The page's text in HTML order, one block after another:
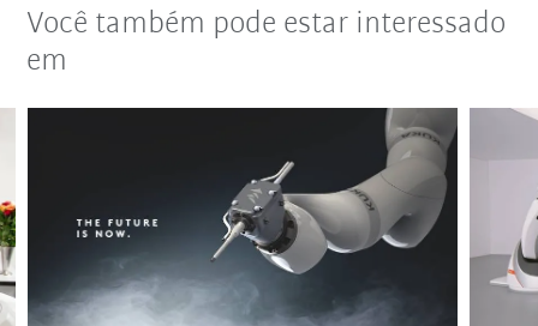
Você também pode estar interessado
em